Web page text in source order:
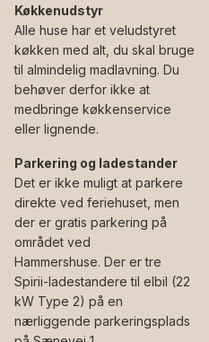
Køkkenudstyr
Alle huse har et veludstyret
køkken med alt, du skal bruge
til almindelig madlavning. Du
behøver derfor ikke at
medbringe køkkenservice
eller lignende.
Parkering og ladestander
Det er ikke muligt at parkere
direkte ved feriehuset, men
der er gratis parkering på
området ved
Hammershuse. Der er tre
Spirii-ladestandere til elbil (22
kW Type 2) på en
nærliggende parkeringsplads